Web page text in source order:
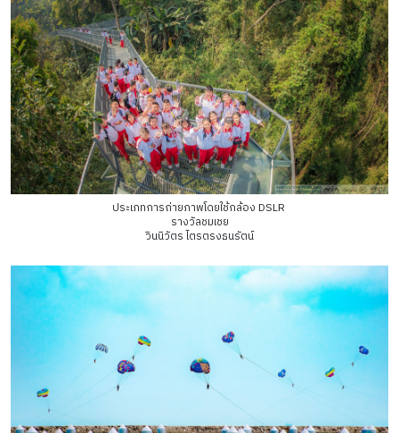
ประเภทการถ่ายภาพโดยใช้กล้อง DSLR
รางวัลชมเชย
วินนิวัตร ไตรตรงธนรัตน์